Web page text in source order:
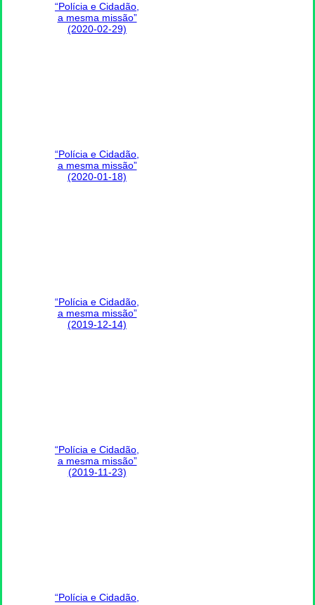
“Polícia e Cidadão,
a mesma missão”
(2020-02-29)
“Polícia e Cidadão,
a mesma missão”
(2020-01-18)
“Polícia e Cidadão,
a mesma missão”
(2019-12-14)
“Polícia e Cidadão,
a mesma missão”
(2019-11-23)
“Polícia e Cidadão,